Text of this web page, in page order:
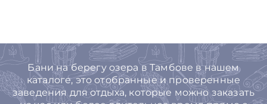
Бани на берегу озера в Тамбове в нашем
каталоге, это отобранные и проверенные
заведения для отдыха, которые можно заказать